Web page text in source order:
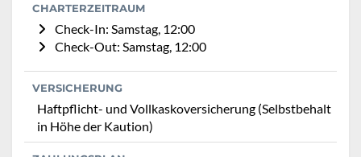
CHARTERZEITRAUM
Check-In: Samstag, 12:00
Check-Out: Samstag, 12:00
VERSICHERUNG
Haftpflicht- und Vollkaskoversicherung (Selbstbehalt
in Höhe der Kaution)